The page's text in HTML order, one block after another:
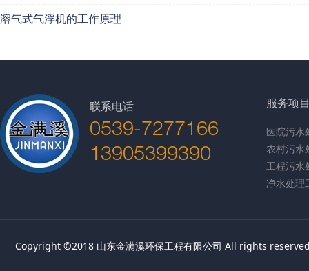
溶气式气浮机的工作原理
联系电话
0539-7277166
13905399390
服务项
医院污水
农村污水
工程污水
净水处理
Copyright ©2018 山东金满溪环保工程有限公司 All rights